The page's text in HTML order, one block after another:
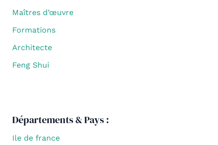
Maîtres d’œuvre
Formations
Architecte
Feng Shui
Départements & Pays :
Ile de france